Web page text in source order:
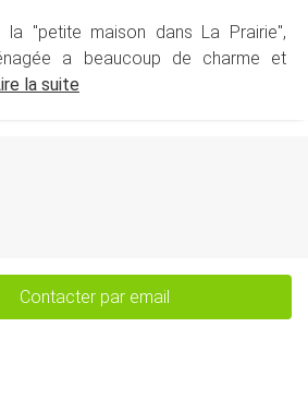
la "petite maison dans La Prairie",
a beaucoup de charme et
la suite
Contacter par email